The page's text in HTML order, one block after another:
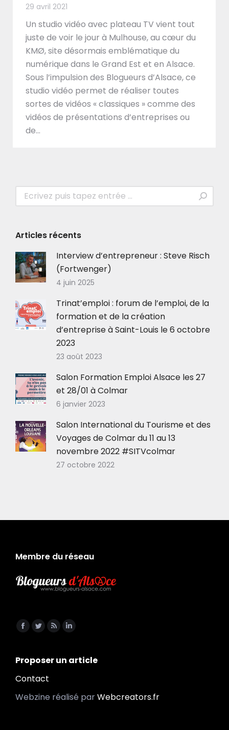
29 avril 2021
Un studio vidéo avec plateau TV vient tout
juste de voir le jour à Mulhouse, au cœur du
KMØ, site désormais emblématique du
numérique dans le Grand Est et en Alsace.
Sous l’impulsion des Blogueurs d’Alsace, ce
studio vidéo permet de réaliser toutes
sortes de vidéos « classiques » comme des
vidéos de présentations d’entreprises ou
de…
Recherche
Articles récents
Interview d’entrepreneur : Steve Risch
(Fortwenger)
4 juin 2025
Trinat’emploi : forum de l’emploi, de la
formation et de la création
d’entreprise à Saint-Louis le 6 octobre
2023
23 août 2023
Salon Formation Emploi Alsace les 27
et 28/01 à Colmar
6 janvier 2023
Salon International du Tourisme et des
Voyages de Colmar du 11 au 13
novembre 2022 #SITVcolmar
27 octobre 2022
Membre du réseau
Trouvez nous sur :
Facebook
opens
new
window
Twitter
opens
new
window
RSS
opens
window
LinkedIn
opens
window
Proposer un article
Contact
Webzine réalisé parWebcreators.fr